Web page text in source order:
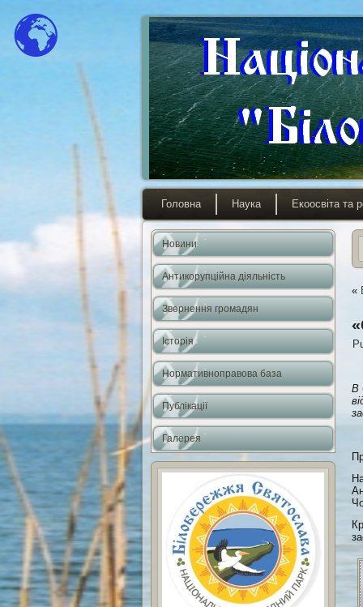
Головна Наука Екоосвіта та
Новини
Антикорупційна діяльність
Звернення громадян
Історія
Нормативноправова база
Публікації
Галерея
«
В